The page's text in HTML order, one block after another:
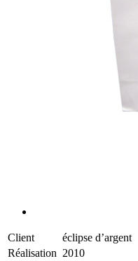
Client
éclipse d’argent
Réalisation 2010